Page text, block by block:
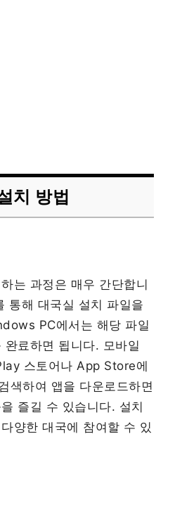
치 방법
는 과정은 매우 간단합니
통해 대국실 설치 파일을
PC에서는 해당 파일
완료하면 됩니다. 모바일
스토어나 App Store에
색하여 앱을 다운로드하면
즐길 수 있습니다. 설치
양한 대국에 참여할 수 있